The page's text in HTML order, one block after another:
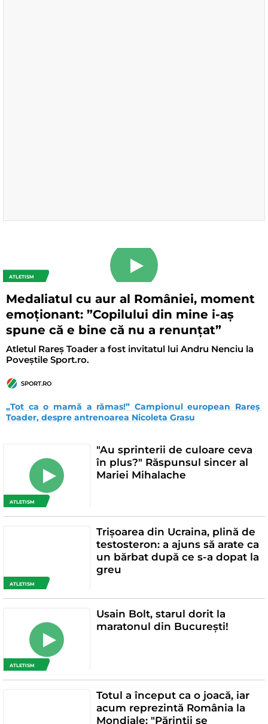
ATLETISM
Medaliatul cu aur al României, moment
emoționant: ”Copilului din mine i-aș
spune că e bine că nu a renunțat”
Atletul Rareș Toader a fost invitatul lui Andru Nenciu la
Poveștile Sport.ro.
SPORT.RO
„Tot ca o mamă a rămas!” Campionul european Rareș
Toader, despre antrenoarea Nicoleta Grasu
ATLETISM
"Au sprinterii de culoare ceva
în plus?" Răspunsul sincer al
Mariei Mihalache
ATLETISM
Trișoarea din Ucraina, plină de
testosteron: a ajuns să arate ca
un bărbat după ce s-a dopat la
greu
ATLETISM
Usain Bolt, starul dorit la
maratonul din București!
Totul a început ca o joacă, iar
acum reprezintă România la
Mondiale: "Părinții se